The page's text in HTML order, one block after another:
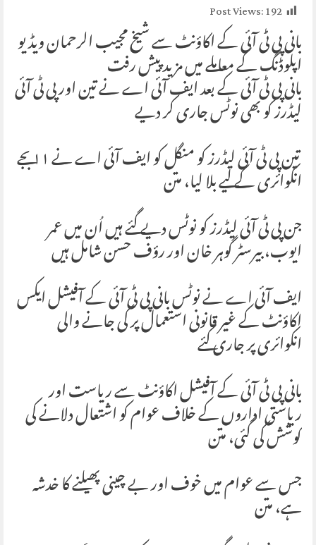
Post Views:192
بانی پی ٹی آئی کے اکاؤنٹ سے شیخ مجیب الرحمان ویڈیو
اپلوڈنگ کے معاملے میں مزید پیش رفت
‏بانی پی ٹی آئی کے بعد ایف آئی اے نے تین اور پی ٹی آئی
لیڈرز کو بھی نوٹس جاری کر دیے
‏ تین پی ٹی آئی لیڈرز کو منگل کو ایف آئی اے نے ۱۱ بجے
انکوائری کے لیے بلا لیا، متن
‏جن پی ٹی آئی لیڈرز کو نوٹس دیے گئے ہیں اُن میں عمر
ایوب، بیرسٹر گوہر خان اور رؤف حسن شامل ہیں
‏ایف آئی اے نے نوٹس بانی پی ٹی آئی کے آفیشل ایکس
اکاؤنٹ کے غیر قانونی استعمال پر کی جانے والی
انکوائری پر جاری کئے
‏بانی پی ٹی آئی کے آفیشل اکاؤنٹ سے ریاست اور
ریاستی اداروں کے خلاف عوام کو اشتعال دلانے کی
کوشش کی گئی، متن
‏جس سے عوام میں خوف اور بے چینی پھیلنے کا خدشہ
ہے، متن